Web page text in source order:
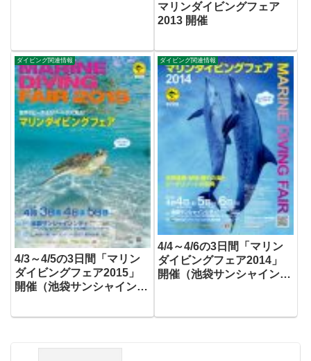
マリンダイビングフェア
2013 開催
ダイビング関連情報
4/3～4/5の3日間「マリン
ダイビングフェア2015」
開催（池袋サンシャインシ
ダイビング関連情報
4/4～4/6の3日間「マリン
ダイビングフェア2014」
開催（池袋サンシャインシ